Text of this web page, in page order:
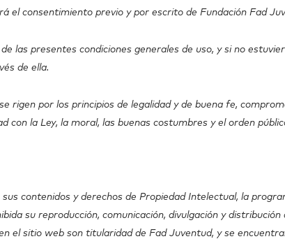
el consentimiento previo y por escrito de Fundación Fad
las presentes condiciones generales de uso, y si no
de ella.
rigen por los principios de legalidad y de buena fe,
la Ley, la moral, las buenas costumbres y el orden
contenidos y derechos de Propiedad Intelectual, la
su reproducción, comunicación, divulgación y
el sitio web son titularidad de Fad Juventud, y se